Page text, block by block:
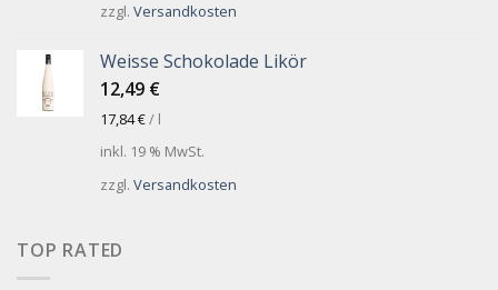
zzgl. Versandkosten
Weisse Schokolade Likör
12,49 €
17,84€/ l
inkl. 19 % MwSt.
zzgl. Versandkosten
TOP RATED